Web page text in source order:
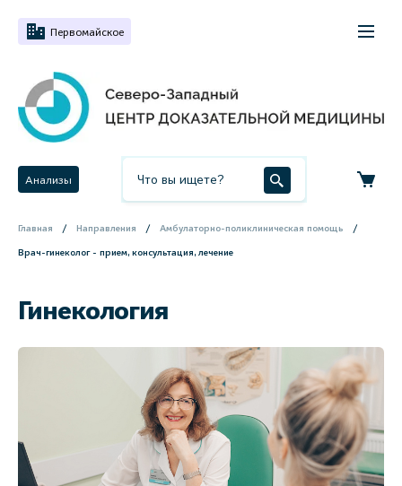
Первомайское
Анализы
Главная Направления Амбулаторно-поликлиническая помощь
Врач-гинеколог - прием, консультация, лечение
Гинекология